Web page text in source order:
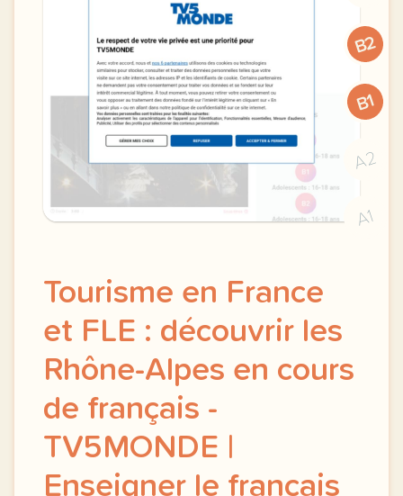
B2
B1
A2
A1
Tourisme en France
et FLE : découvrir les
Rhône-Alpes en cours
de français -
TV5MONDE |
Enseigner le français